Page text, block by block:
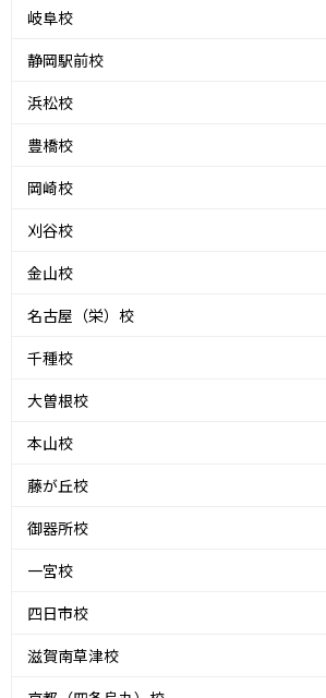
岐阜校
静岡駅前校
浜松校
豊橋校
岡崎校
刈谷校
金山校
名古屋（栄）校
千種校
大曽根校
本山校
藤が丘校
御器所校
一宮校
四日市校
滋賀南草津校